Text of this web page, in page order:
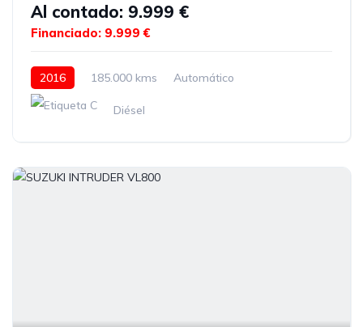
Al contado: 9.999 €
Financiado: 9.999 €
2016 185.000 kms Automático
Diésel